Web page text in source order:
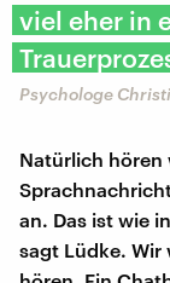
viel eher in
Psychologe
Natürlich hören
an. Das ist wie
sagt Lüdke.